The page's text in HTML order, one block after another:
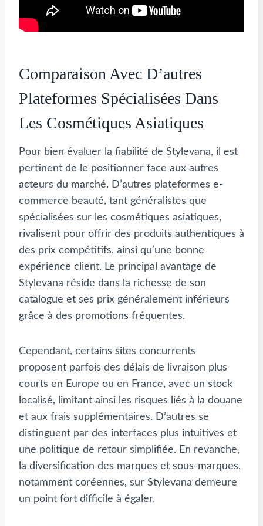
Comparaison Avec D’autres
Plateformes Spécialisées Dans
Les Cosmétiques Asiatiques
Pour bien évaluer la fiabilité de Stylevana, il est
pertinent de le positionner face aux autres
acteurs du marché. D’autres plateformes e-
commerce beauté, tant généralistes que
spécialisées sur les cosmétiques asiatiques,
rivalisent pour offrir des produits authentiques à
des prix compétitifs, ainsi qu’une bonne
expérience client. Le principal avantage de
Stylevana réside dans la richesse de son
catalogue et ses prix généralement inférieurs
grâce à des promotions fréquentes.
Cependant, certains sites concurrents
proposent parfois des délais de livraison plus
courts en Europe ou en France, avec un stock
localisé, limitant ainsi les risques liés à la douane
et aux frais supplémentaires. D’autres se
distinguent par des interfaces plus intuitives et
une politique de retour simplifiée. En revanche,
la diversification des marques et sous-marques,
notamment coréennes, sur Stylevana demeure
un point fort difficile à égaler.